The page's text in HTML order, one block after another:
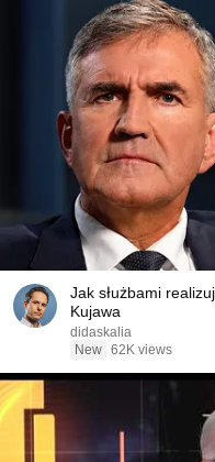
Jak służbami
Kujawa
didaskalia
New 62K views